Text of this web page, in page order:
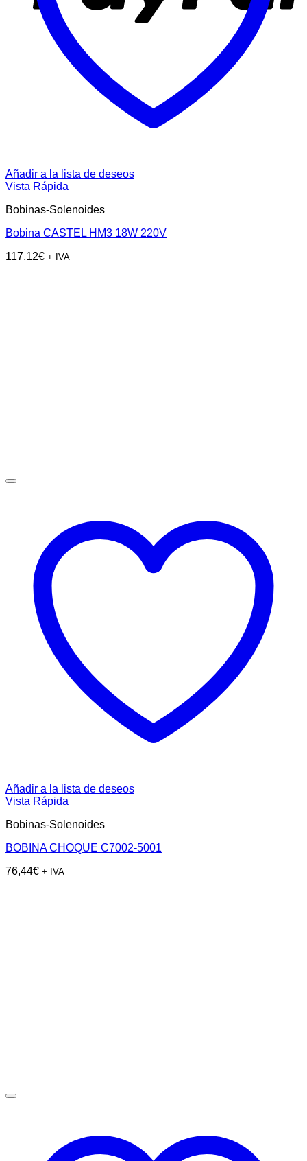
Añadir a la lista de deseos
Vista Rápida
Bobinas-Solenoides
Bobina CASTEL HM3 18W 220V
117,12€ + IVA
Añadir a la lista de deseos
Vista Rápida
Bobinas-Solenoides
BOBINA CHOQUE C7002-5001
76,44€ + IVA